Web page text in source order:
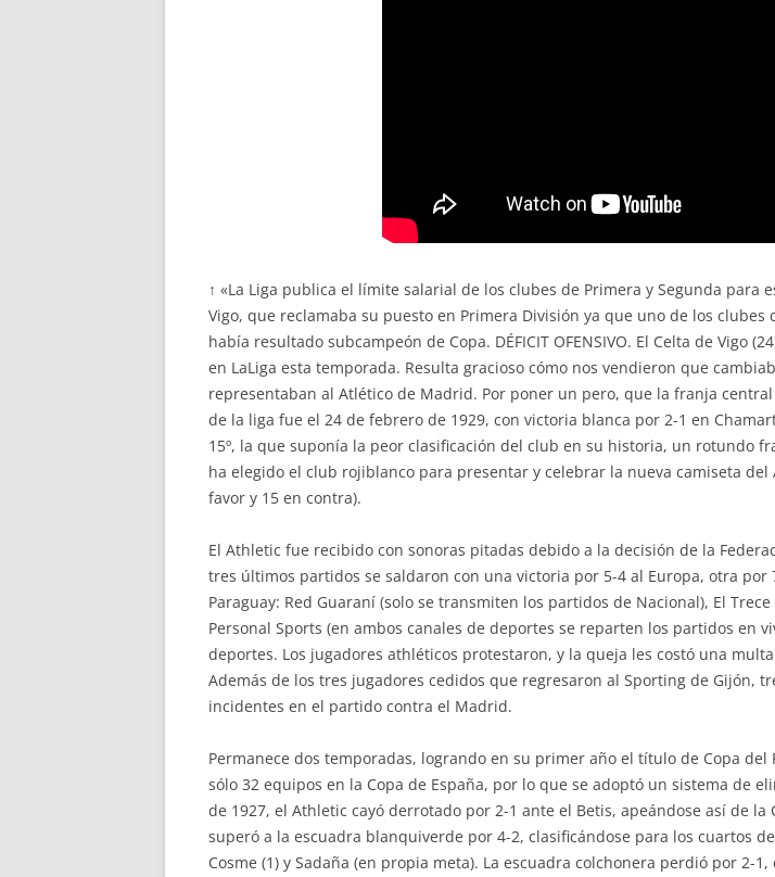
↑ «La Liga publica el límite salarial de los clubes de Primera y Segunda para
Vigo, que reclamaba su puesto en Primera División ya que uno de los
había resultado subcampeón de Copa. DÉFICIT OFENSIVO. El Celta de Vigo
en LaLiga esta temporada. Resulta gracioso cómo nos vendieron que
representaban al Atlético de Madrid. Por poner un pero, que la franja
de la liga fue el 24 de febrero de 1929, con victoria blanca por 2-1 en
15º, la que suponía la peor clasificación del club en su historia, un rotundo
ha elegido el club rojiblanco para presentar y celebrar la nueva camiseta
favor y 15 en contra).
El Athletic fue recibido con sonoras pitadas debido a la decisión de la
tres últimos partidos se saldaron con una victoria por 5-4 al Europa, otra
Paraguay: Red Guaraní (solo se transmiten los partidos de Nacional), El
Personal Sports (en ambos canales de deportes se reparten los partidos en
deportes. Los jugadores athléticos protestaron, y la queja les costó una
Además de los tres jugadores cedidos que regresaron al Sporting de Gijón,
incidentes en el partido contra el Madrid.
Permanece dos temporadas, logrando en su primer año el título de Copa
sólo 32 equipos en la Copa de España, por lo que se adoptó un sistema de
de 1927, el Athletic cayó derrotado por 2-1 ante el Betis, apeándose así de
superó a la escuadra blanquiverde por 4-2, clasificándose para los cuartos
Cosme (1) y Sadaña (en propia meta). La escuadra colchonera perdió por 2-